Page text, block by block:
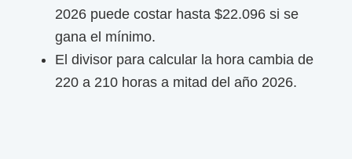
2026 puede costar hasta $22.096 si se
gana el mínimo.
El divisor para calcular la hora cambia de
220 a 210 horas a mitad del año 2026.